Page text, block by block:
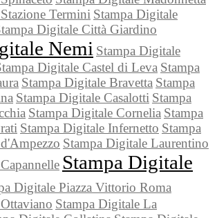
Termini Stampa Digitale
Digitale Città Giardino
Nemi Stampa Digitale
Digitale Castel di Leva Stampa
Stampa Digitale Bravetta Stampa
Stampa Digitale Casalotti Stampa
Stampa Digitale Cornelia Stampa
Stampa Digitale Infernetto Stampa
Stampa Digitale Laurentino
Stampa Digitale
Digitale Piazza Vittorio Roma
Stampa Digitale La